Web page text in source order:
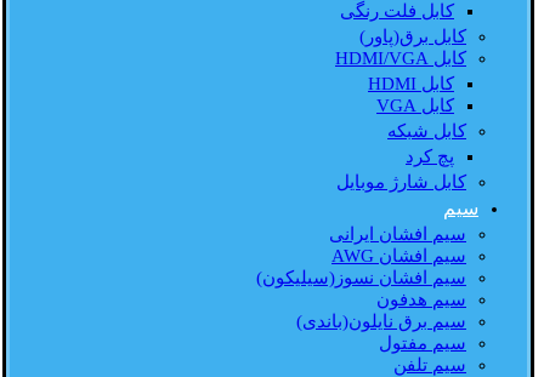
کابل فلت رنگی
کابل برق(پاور)
کابل HDMI/VGA
کابل HDMI
کابل VGA
کابل شبکه
پچ کرد
کابل شارژ موبایل
سیم
سیم افشان ایرانی
سیم افشان AWG
سیم افشان نسوز(سیلیکون)
سیم هدفون
سیم برق نایلون(باندی)
سیم مفتول
سیم تلفن